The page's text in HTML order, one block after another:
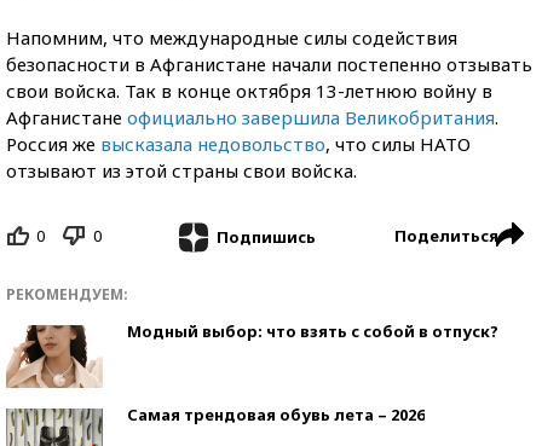
Напомним, что международные силы содействия
безопасности в Афганистане начали постепенно отзывать
свои войска. Так в конце октября 13-летнюю войну в
Афганистане официально завершила Великобритания.
Россия же высказала недовольство, что силы НАТО
отзывают из этой страны свои войска.
0 0 Подпишись Поделиться
РЕКОМЕНДУЕМ:
Модный выбор: что взять с собой в отпуск?
Самая трендовая обувь лета – 2026